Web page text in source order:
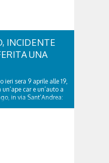
INCIDENTE
UNA
sera 9 aprile alle 19,
car e un’auto a
in via Sant’Andrea:
Soccorso ..